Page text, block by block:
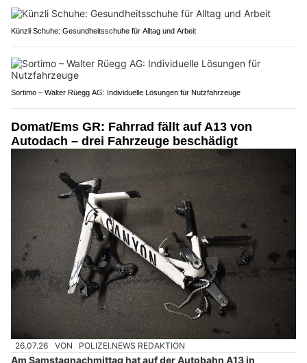
Künzli Schuhe: Gesundheitsschuhe für Alltag und Arbeit
Sortimo – Walter Rüegg AG: Individuelle Lösungen für Nutzfahrzeuge
Domat/Ems GR: Fahrrad fällt auf A13 von
Autodach – drei Fahrzeuge beschädigt
26.07.26 VON POLIZEI.NEWS REDAKTION
Am Samstagnachmittag hat auf der Autobahn A13 in